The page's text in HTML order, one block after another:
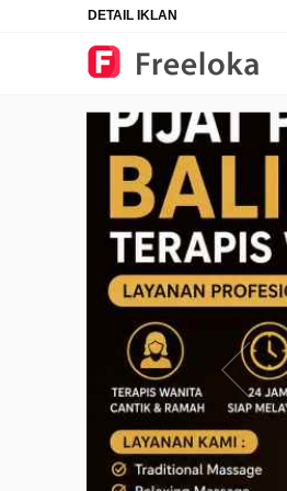
DETAIL IKLAN